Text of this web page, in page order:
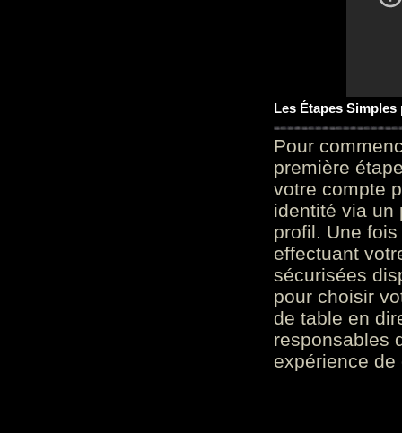
Les Étapes
Pour
première
votre compte
identité via un
profil. Une
effectuant
sécurisées
pour choisir
de table en
responsables
expérience